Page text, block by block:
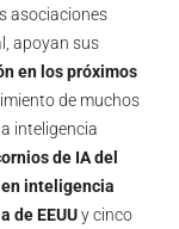
asociaciones
apoyan sus
en los próximos
de muchos
inteligencia
de IA del
inteligencia
de EEUUy cinco